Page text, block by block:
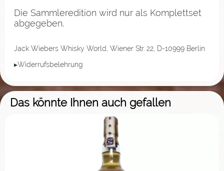
Die Sammleredition wird nur als Komplettset
abgegeben.
Jack Wiebers Whisky World, Wiener Str. 22, D-10999 Berlin
▸Widerrufsbelehrung
Das könnte Ihnen auch gefallen